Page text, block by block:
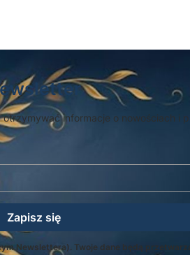
informacje o nowościach i
Zapisz się
Newslettera). Twoje dane będą